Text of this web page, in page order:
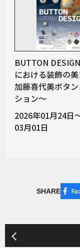
BUTTON
における装飾の
加藤喜代美ボタ
ション〜
2026年01月24日
03月01日
SHARE